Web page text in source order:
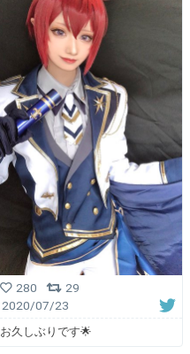
280
29
2020/07/23
お久しぶりです🌟